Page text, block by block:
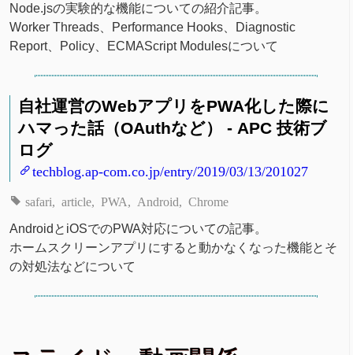
Node.jsの実験的な機能についての紹介記事。
Worker Threads、Performance Hooks、Diagnostic
Report、Policy、ECMAScript Modulesについて
自社運営のWebアプリをPWA化した際に
ハマった話（OAuthなど） - APC 技術ブ
ログ
techblog.ap-com.co.jp/entry/2019/03/13/201027
safari article PWA Android Chrome
AndroidとiOSでのPWA対応についての記事。
ホームスクリーンアプリにすると動かなくなった機能とそ
の対処法などについて